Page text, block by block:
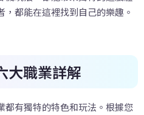
都能在這裡找到自己的樂趣。
大職業詳解
都有獨特的特色和玩法。根據您